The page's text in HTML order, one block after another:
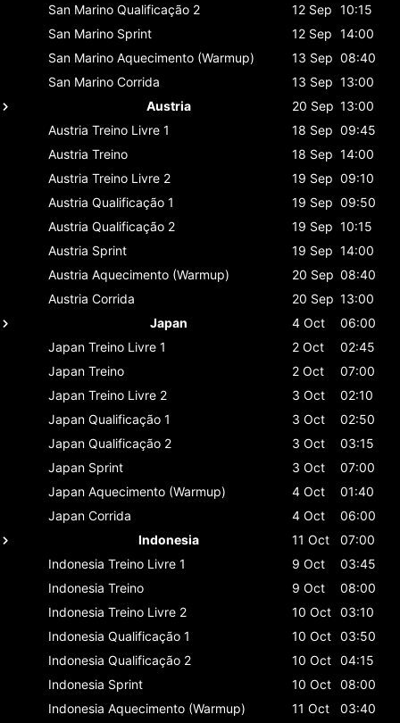
San Marino Qualificação 2 12 Sep 10:15
San Marino Sprint 12 Sep 14:00
San Marino Aquecimento (Warmup) 13 Sep 08:40
San Marino Corrida 13 Sep 13:00
Austria
20 Sep 13:00
Austria Treino Livre 1 18 Sep 09:45
Austria Treino 18 Sep 14:00
Austria Treino Livre 2 19 Sep 09:10
Austria Qualificação 1 19 Sep 09:50
Austria Qualificação 2 19 Sep 10:15
Austria Sprint 19 Sep 14:00
Austria Aquecimento (Warmup) 20 Sep 08:40
Austria Corrida 20 Sep 13:00
Japan
4 Oct
06:00
Japan Treino Livre 1 2 Oct
02:45
Japan Treino 2 Oct
07:00
Japan Treino Livre 2 3 Oct
02:10
Japan Qualificação 1 3 Oct
02:50
Japan Qualificação 2 3 Oct
03:15
Japan Sprint 3 Oct
07:00
Japan Aquecimento (Warmup) 4 Oct
01:40
Japan Corrida 4 Oct
06:00
Indonesia
11 Oct
07:00
Indonesia Treino Livre 1 9 Oct
03:45
Indonesia Treino 9 Oct
08:00
Indonesia Treino Livre 2 10 Oct 03:10
Indonesia Qualificação 1 10 Oct 03:50
Indonesia Qualificação 2 10 Oct 04:15
Indonesia Sprint 10 Oct 08:00
Indonesia Aquecimento (Warmup) 11 Oct
03:40